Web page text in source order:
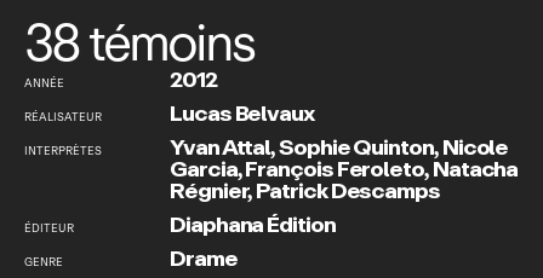
38 témoins
ANNÉE 2012
RÉALISATEUR Lucas Belvaux
INTERPRÈTES Yvan Attal,Sophie Quinton,Nicole
Garcia,François Feroleto,Natacha
Régnier,Patrick Descamps
ÉDITEUR Diaphana Édition
GENRE Drame